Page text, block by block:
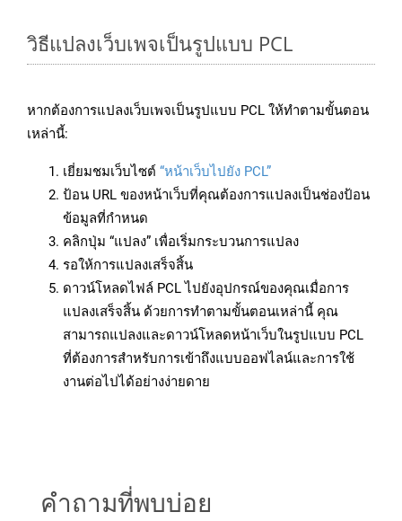
วิธีแปลงเว็บเพจเป็นรูปแบบ PCL
หากต้องการแปลงเว็บเพจเป็นรูปแบบ PCL ให้ทำตามขั้นตอน
เหล่านี้:
เยี่ยมชมเว็บไซต์ “หน้าเว็บไปยัง PCL”
ป้อน URL ของหน้าเว็บที่คุณต้องการแปลงเป็นช่องป้อน
ข้อมูลที่กำหนด
คลิกปุ่ม “แปลง” เพื่อเริ่มกระบวนการแปลง
รอให้การแปลงเสร็จสิ้น
ดาวน์โหลดไฟล์ PCL ไปยังอุปกรณ์ของคุณเมื่อการ
แปลงเสร็จสิ้น ด้วยการทำตามขั้นตอนเหล่านี้ คุณ
สามารถแปลงและดาวน์โหลดหน้าเว็บในรูปแบบ PCL
ที่ต้องการสำหรับการเข้าถึงแบบออฟไลน์และการใช้
งานต่อไปได้อย่างง่ายดาย
คำถามที่พบบ่อย